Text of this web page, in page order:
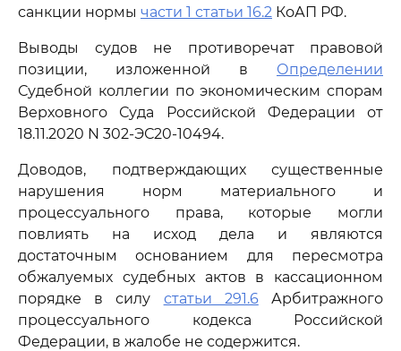
санкции нормы части 1 статьи 16.2 КоАП РФ.
Выводы судов не противоречат правовой
позиции, изложенной в Определении
Судебной коллегии по экономическим спорам
Верховного Суда Российской Федерации от
18.11.2020 N 302-ЭС20-10494.
Доводов, подтверждающих существенные
нарушения норм материального и
процессуального права, которые могли
повлиять на исход дела и являются
достаточным основанием для пересмотра
обжалуемых судебных актов в кассационном
порядке в силу статьи 291.6Арбитражного
процессуального кодекса Российской
Федерации, в жалобе не содержится.